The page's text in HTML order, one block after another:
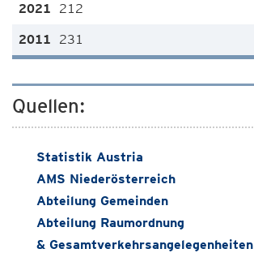
212
231
Quellen:
Statistik Austria
AMS Niederösterreich
Abteilung Gemeinden
Abteilung Raumordnung
& Gesamtverkehrsangelegenheiten